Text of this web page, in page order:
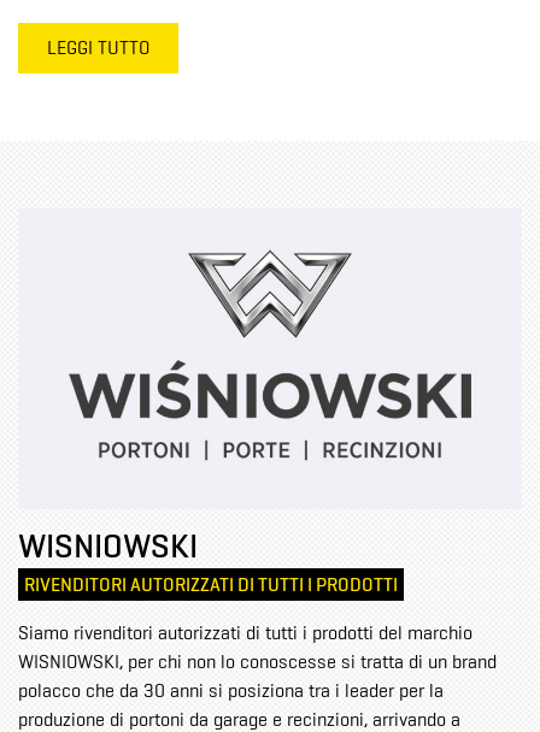
LEGGI TUTTO
WISNIOWSKI
RIVENDITORI AUTORIZZATI DI TUTTI I PRODOTTI
Siamo rivenditori autorizzati di tutti i prodotti del marchio
WISNIOWSKI, per chi non lo conoscesse si tratta di un brand
polacco che da 30 anni si posiziona tra i leader per la
produzione di portoni da garage e recinzioni, arrivando a